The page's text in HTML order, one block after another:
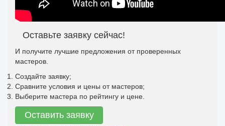
Оставьте заявку сейчас!
И получите лучшие предложения от проверенных
мастеров.
Создайте заявку;
Сравните условия и цены от мастеров;
Выберите мастера по рейтингу и цене.
Оставить заявку